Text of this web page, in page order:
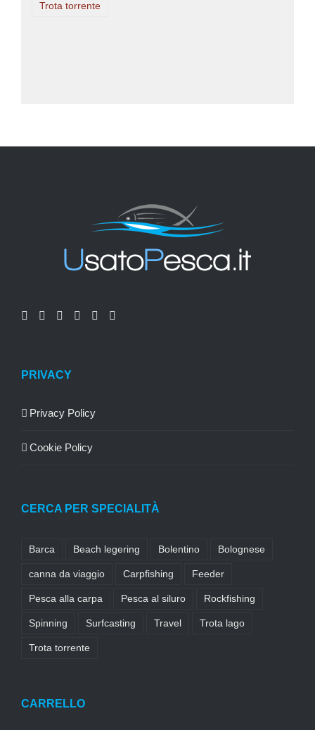
Trota torrente
PRIVACY
Privacy Policy
Cookie Policy
CERCA PER SPECIALITÀ
Barca Beach legering Bolentino Bolognese
canna da viaggio Carpfishing Feeder
Pesca alla carpa Pesca al siluro Rockfishing
Spinning Surfcasting Travel Trota lago
Trota torrente
CARRELLO